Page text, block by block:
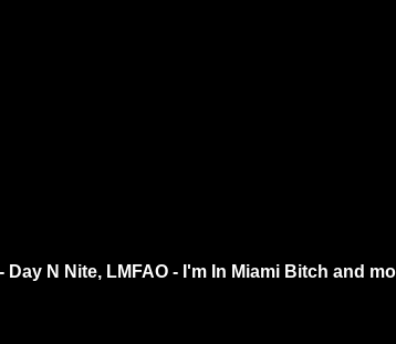
N Nite, LMFAO - I'm In Miami Bitch and